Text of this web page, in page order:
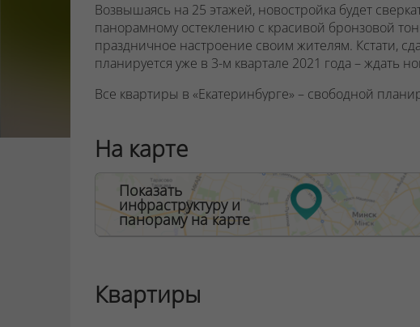
Возвышаясь на 25 этажей, новостройка будет
панорамному остеклению с красивой бронзовой
праздничное настроение своим жителям. Кстати,
планируется уже в 3-м квартале 2021 года – ждать
Все квартиры в «Екатеринбурге» – свободной
30 до 74 кв. метров. Высота потолков – 2,7 метра, а
Во всех квартирах предусмотрены остекленные
детскими замками безопасности, начиная с 5-го
что в вашем жилье всегда будет много света и
Окна квартир, выходящие на запад и юг, имеют вид
выходящие на север – вид во двор, а восточные
Выбирайте квартиру на любом этаже – в доме
На карте
Показать
инфраструктуру и
панораму на карте
Квартиры